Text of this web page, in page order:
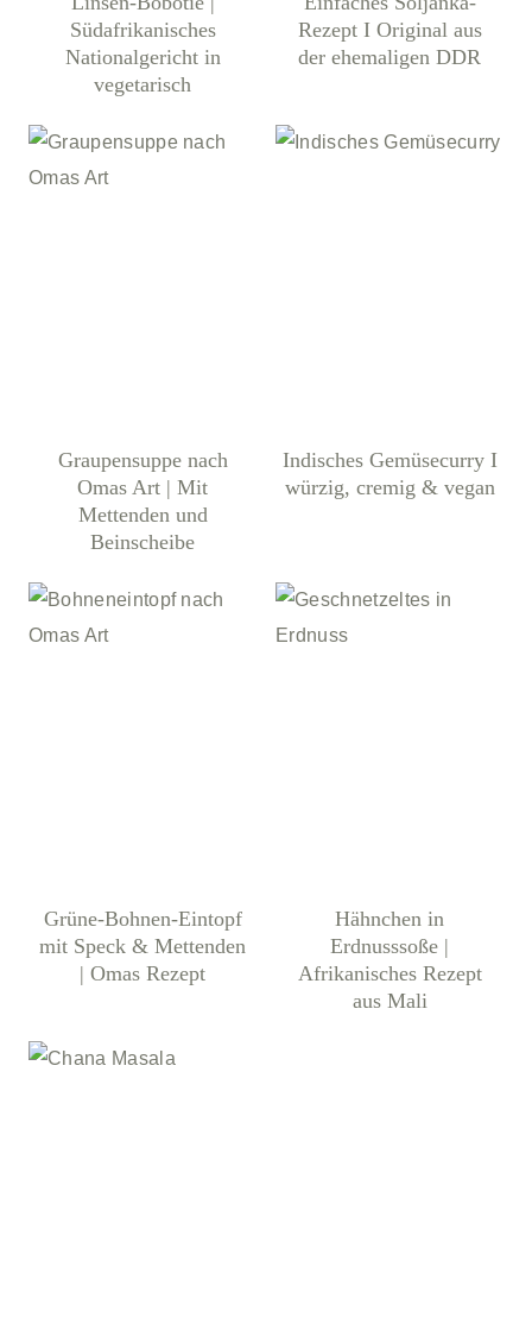
Südafrikanisches
Nationalgericht in
vegetarisch
Rezept I Original aus
der ehemaligen DDR
Graupensuppe nach
Omas Art | Mit
Mettenden und
Beinscheibe
Indisches Gemüsecurry I
würzig, cremig & vegan
Grüne-Bohnen-Eintopf
mit Speck & Mettenden
| Omas Rezept
Hähnchen in
Erdnusssoße |
Afrikanisches Rezept
aus Mali